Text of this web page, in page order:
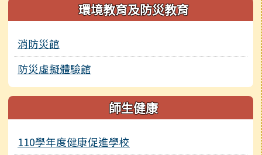
環境教育及防災教育
消防災館
防災虛擬體驗館
師生健康
110學年度健康促進學校